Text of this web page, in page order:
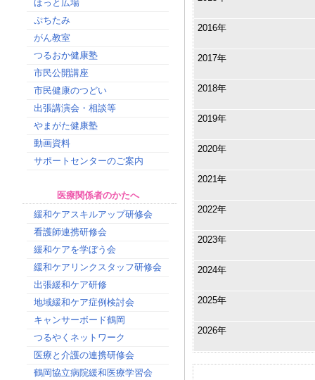
ほっと広場
ぷちたみ
がん教室
つるおか健康塾
市民公開講座
市民健康のつどい
出張講演会・相談等
やまがた健康塾
動画資料
サポートセンターのご案内
医療関係者のかたへ
緩和ケアスキルアップ研修会
看護師連携研修会
緩和ケアを学ぼう会
緩和ケアリンクスタッフ研修会
出張緩和ケア研修
地域緩和ケア症例検討会
キャンサーボード鶴岡
つるやくネットワーク
医療と介護の連携研修会
鶴岡協立病院緩和医療学習会
2016年
2017年
2018年
2019年
2020年
2021年
2022年
2023年
2024年
2025年
2026年